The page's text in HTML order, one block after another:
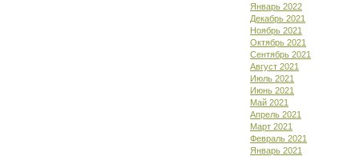
Январь 2022
Декабрь 2021
Ноябрь 2021
Октябрь 2021
Сентябрь 2021
Август 2021
Июль 2021
Июнь 2021
Май 2021
Апрель 2021
Март 2021
Февраль 2021
Январь 2021